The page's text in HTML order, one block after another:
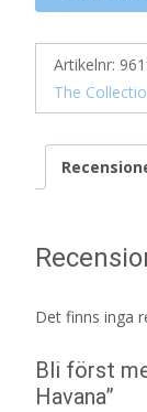
Artikelnr:
The
Det finns inga
Bli först
Havana”